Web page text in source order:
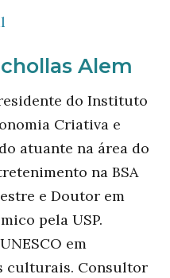
Alem
do Instituto
Criativa e
atuante na área do
na BSA
e Doutor em
pela USP.
em
culturais. Consultor